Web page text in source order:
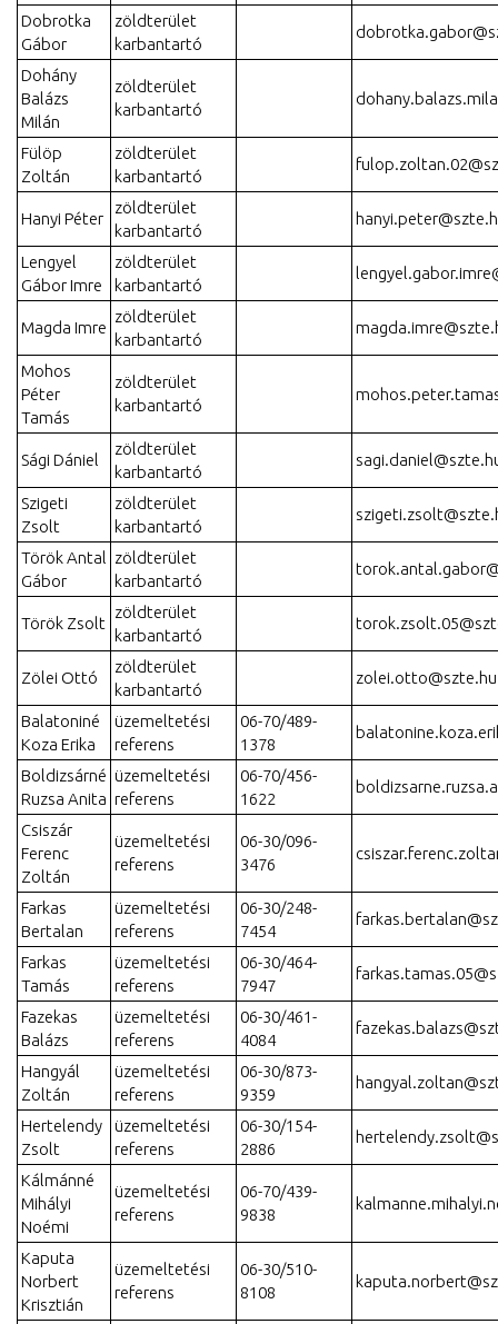
Dobrotka
Gábor
zöldterület
karbantartó
Dohány
Balázs
Milán
zöldterület
karbantartó
Fülöp
Zoltán
zöldterület
karbantartó
Hanyi Péter
zöldterület
karbantartó
Lengyel
Gábor Imre
zöldterület
karbantartó
Magda Imre
zöldterület
karbantartó
Mohos
Péter
Tamás
zöldterület
karbantartó
Sági Dániel
zöldterület
karbantartó
Szigeti
Zsolt
zöldterület
karbantartó
Török Antal
Gábor
zöldterület
karbantartó
Török Zsolt
zöldterület
karbantartó
Zölei Ottó
zöldterület
karbantartó
zolei.otto@szte.hu
Balatoniné
Koza Erika
üzemeltetési
referens
06-70/489-
1378
Boldizsárné
Ruzsa Anita
üzemeltetési
referens
06-70/456-
1622
Csiszár
Ferenc
Zoltán
üzemeltetési
referens
06-30/096-
3476
Farkas
Bertalan
üzemeltetési
referens
06-30/248-
7454
Farkas
Tamás
üzemeltetési
referens
06-30/464-
7947
Fazekas
Balázs
üzemeltetési
referens
06-30/461-
4084
Hangyál
Zoltán
üzemeltetési
referens
06-30/873-
9359
Hertelendy
Zsolt
üzemeltetési
referens
06-30/154-
2886
Kálmánné
Mihályi
Noémi
üzemeltetési
referens
06-70/439-
9838
Kaputa
Norbert
Krisztián
üzemeltetési
referens
06-30/510-
8108